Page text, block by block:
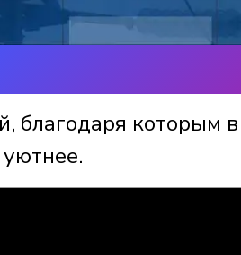
благодаря которым в